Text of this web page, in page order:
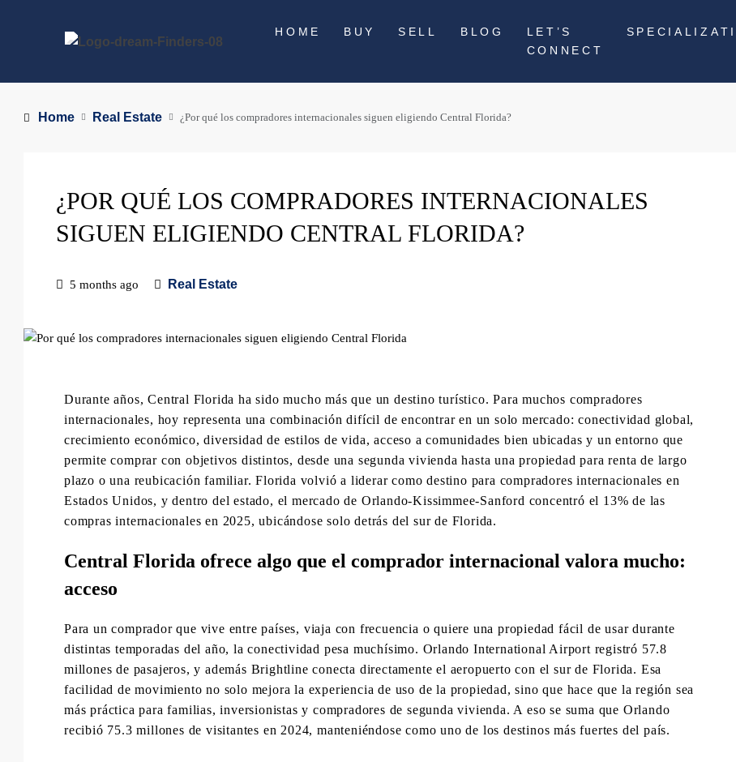
HOME BUY SELL BLOG
LET’S
CONNECT
Home Real Estate ¿Por qué los compradores internacionales siguen eligiendo Central Florida?
¿POR QUÉ LOS COMPRADORES INTERNACIONALES
SIGUEN ELIGIENDO CENTRAL FLORIDA?
5 months ago Real Estate
Durante años, Central Florida ha sido mucho más que un destino turístico. Para muchos compradores
internacionales, hoy representa una combinación difícil de encontrar en un solo mercado: conectividad global,
crecimiento económico, diversidad de estilos de vida, acceso a comunidades bien ubicadas y un entorno que
permite comprar con objetivos distintos, desde una segunda vivienda hasta una propiedad para renta de largo
plazo o una reubicación familiar. Florida volvió a liderar como destino para compradores internacionales en
Estados Unidos, y dentro del estado, el mercado de Orlando-Kissimmee-Sanford concentró el 13% de las
compras internacionales en 2025, ubicándose solo detrás del sur de Florida.
Central Florida ofrece algo que el comprador internacional valora mucho:
acceso
Para un comprador que vive entre países, viaja con frecuencia o quiere una propiedad fácil de usar durante
distintas temporadas del año, la conectividad pesa muchísimo. Orlando International Airport registró 57.8
millones de pasajeros, y además Brightline conecta directamente el aeropuerto con el sur de Florida. Esa
facilidad de movimiento no solo mejora la experiencia de uso de la propiedad, sino que hace que la región sea
más práctica para familias, inversionistas y compradores de segunda vivienda. A eso se suma que Orlando
recibió 75.3 millones de visitantes en 2024, manteniéndose como uno de los destinos más fuertes del país.